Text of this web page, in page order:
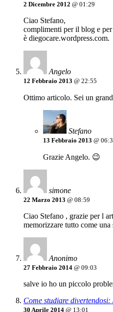
2 Dicembre 2012 @ 01:29
Ciao Stefano,
complimenti per il blog e
è diegocare.wordpress.com.
Angelo
12 Febbraio 2013 @ 22:55
Ottimo articolo. Sei un
Stefano
13 Febbraio 2013 @
Grazie Angelo. 😉
simone
22 Marzo 2013 @ 08:59
Ciao Stefano , grazie per l
memorizzare tutto come
Anonimo
27 Febbraio 2014 @ 09:03
salve io ho un piccolo
Come studiare
30 Aprile 2014 @ 13:01